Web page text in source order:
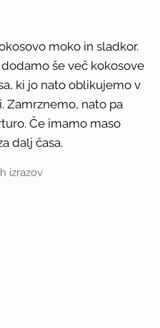
moko in sladkor.
še več kokosove
ki jo nato oblikujemo v
Zamrznemo, nato pa
Če imamo maso
dalj časa.
izrazov